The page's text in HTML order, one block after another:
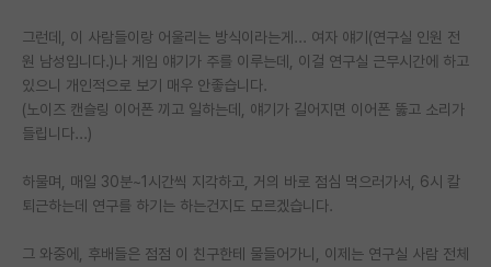
학부 인턴 게시판
취업 게시판
임용 후기 게시판
인문사회 계열 게시판
특수/전문대학원 게시판
그런데, 이 사람들이랑 어울리는 방식이라는게... 여자 얘기(연구실 인원 전
원 남성입니다.)나 게임 얘기가 주를 이루는데, 이걸 연구실 근무시간에 하고
있으니 개인적으로 보기 매우 안좋습니다.
(노이즈 캔슬링 이어폰 끼고 일하는데, 얘기가 길어지면 이어폰 뚫고 소리가
들립니다...)
하물며, 매일 30분~1시간씩 지각하고, 거의 바로 점심 먹으러가서, 6시 칼
퇴근하는데 연구를 하기는 하는건지도 모르겠습니다.
그 와중에, 후배들은 점점 이 친구한테 물들어가니, 이제는 연구실 사람 전체